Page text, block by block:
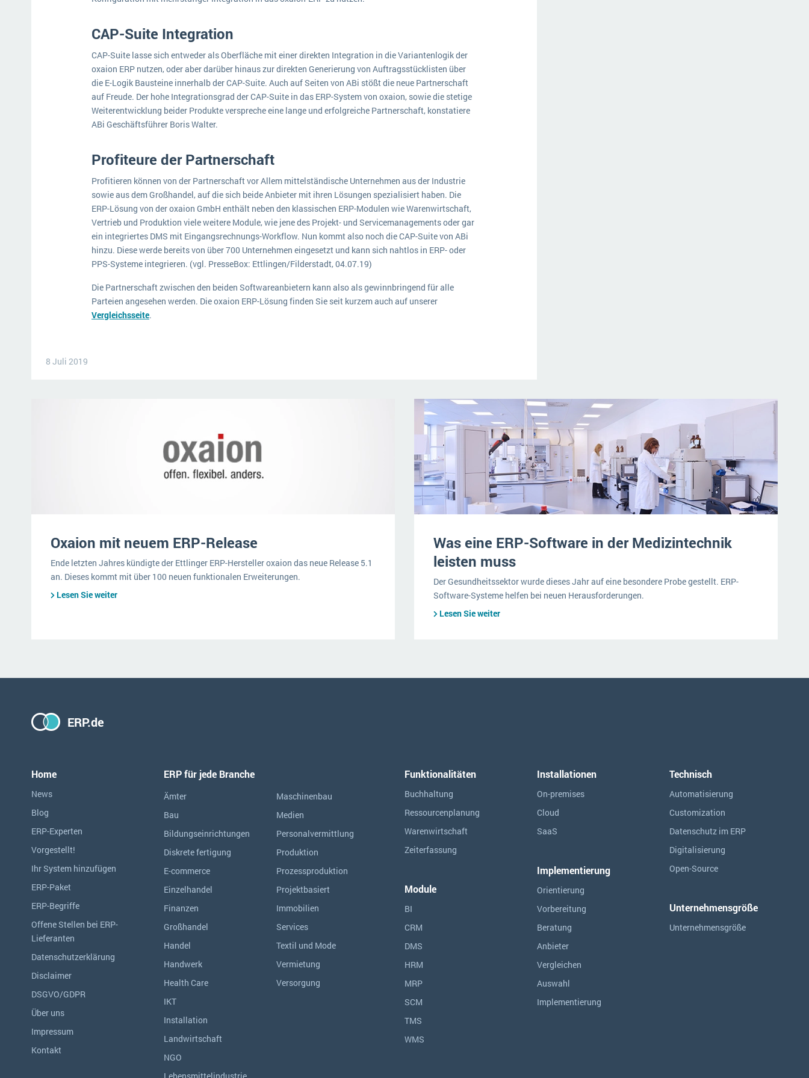
CAP-Suite Integration
CAP-Suite lasse sich entweder als Oberfläche mit einer direkten Integration in die Variantenlogik der
oxaion ERP nutzen, oder aber darüber hinaus zur direkten Generierung von Auftragsstücklisten über
die E-Logik Bausteine innerhalb der CAP-Suite. Auch auf Seiten von ABi stößt die neue Partnerschaft
auf Freude. Der hohe Integrationsgrad der CAP-Suite in das ERP-System von oxaion, sowie die stetige
Weiterentwicklung beider Produkte verspreche eine lange und erfolgreiche Partnerschaft, konstatiere
ABi Geschäftsführer Boris Walter.
Profiteure der Partnerschaft
Profitieren können von der Partnerschaft vor Allem mittelständische Unternehmen aus der Industrie
sowie aus dem Großhandel, auf die sich beide Anbieter mit ihren Lösungen spezialisiert haben. Die
ERP-Lösung von der oxaion GmbH enthält neben den klassischen ERP-Modulen wie Warenwirtschaft,
Vertrieb und Produktion viele weitere Module, wie jene des Projekt- und Servicemanagements oder gar
ein integriertes DMS mit Eingangsrechnungs-Workflow. Nun kommt also noch die CAP-Suite von ABi
hinzu. Diese werde bereits von über 700 Unternehmen eingesetzt und kann sich nahtlos in ERP- oder
PPS-Systeme integrieren. (vgl. PresseBox: Ettlingen/Filderstadt, 04.07.19)
Die Partnerschaft zwischen den beiden Softwareanbietern kann also als gewinnbringend für alle
Parteien angesehen werden. Die oxaion ERP-Lösung finden Sie seit kurzem auch auf unserer
Vergleichsseite.
8 Juli 2019
Oxaion mit neuem ERP-Release
Ende letzten Jahres kündigte der Ettlinger ERP-Hersteller oxaion das neue Release 5.1
an. Dieses kommt mit über 100 neuen funktionalen Erweiterungen.
Lesen Sie weiter
Was eine ERP-Software in der Medizintechnik
leisten muss
Der Gesundheitssektor wurde dieses Jahr auf eine besondere Probe gestellt. ERP-
Software-Systeme helfen bei neuen Herausforderungen.
Lesen Sie weiter
ERP.de
Home
News
Blog
ERP-Experten
Vorgestellt!
Ihr System hinzufügen
ERP-Paket
ERP-Begriffe
Offene Stellen bei ERP-
Lieferanten
Datenschutzerklärung
Disclaimer
DSGVO/GDPR
Über uns
Impressum
Kontakt
ERP für jede Branche
Ämter
Bau
Bildungseinrichtungen
Diskrete fertigung
E-commerce
Einzelhandel
Finanzen
Großhandel
Handel
Handwerk
Health Care
IKT
Installation
Landwirtschaft
NGO
Maschinenbau
Medien
Personalvermittlung
Produktion
Prozessproduktion
Projektbasiert
Immobilien
Services
Textil und Mode
Vermietung
Versorgung
Funktionalitäten
Buchhaltung
Ressourcen­planung
Warenwirtschaft
Zeiterfassung
Module
BI
CRM
DMS
HRM
MRP
SCM
TMS
WMS
Installationen
On-premises
Cloud
SaaS
Implementierung
Orientierung
Vorbereitung
Beratung
Anbieter
Vergleichen
Auswahl
Implementierung
Technisch
Automatisierung
Customization
Datenschutz im ERP
Digitalisierung
Open-Source
Unternehmensgröße
Unternehmensgröße